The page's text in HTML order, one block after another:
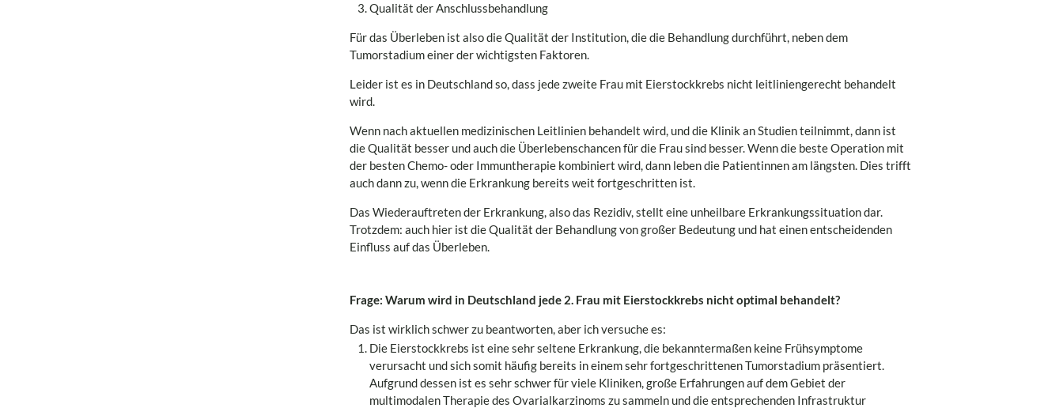
Qualität der Anschlussbehandlung
Für das Überleben ist also die Qualität der Institution, die die Behandlung durchführt, neben dem
Tumorstadium einer der wichtigsten Faktoren.
Leider ist es in Deutschland so, dass jede zweite Frau mit Eierstockkrebs nicht leitliniengerecht behandelt
wird.
Wenn nach aktuellen medizinischen Leitlinien behandelt wird, und die Klinik an Studien teilnimmt, dann ist
die Qualität besser und auch die Überlebenschancen für die Frau sind besser. Wenn die beste Operation mit
der besten Chemo- oder Immuntherapie kombiniert wird, dann leben die Patientinnen am längsten. Dies trifft
auch dann zu, wenn die Erkrankung bereits weit fortgeschritten ist.
Das Wiederauftreten der Erkrankung, also das Rezidiv, stellt eine unheilbare Erkrankungssituation dar.
Trotzdem: auch hier ist die Qualität der Behandlung von großer Bedeutung und hat einen entscheidenden
Einfluss auf das Überleben.
Frage: Warum wird in Deutschland jede 2. Frau mit Eierstockkrebs nicht optimal behandelt?
Das ist wirklich schwer zu beantworten, aber ich versuche es:
Die Eierstockkrebs ist eine sehr seltene Erkrankung, die bekanntermaßen keine Frühsymptome
verursacht und sich somit häufig bereits in einem sehr fortgeschrittenen Tumorstadium präsentiert.
Aufgrund dessen ist es sehr schwer für viele Kliniken, große Erfahrungen auf dem Gebiet der
multimodalen Therapie des Ovarialkarzinoms zu sammeln und die entsprechenden Infrastruktur